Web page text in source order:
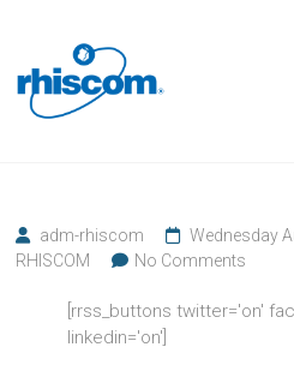
content
Rhiscom
Ingeniería
adm-rhiscom Wednesday
RHISCOM
No Comments
[rrss_buttons twitter='on'
linkedin='on']